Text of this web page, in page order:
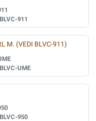
911
M. (VEDI BLVC-911)
UME
950